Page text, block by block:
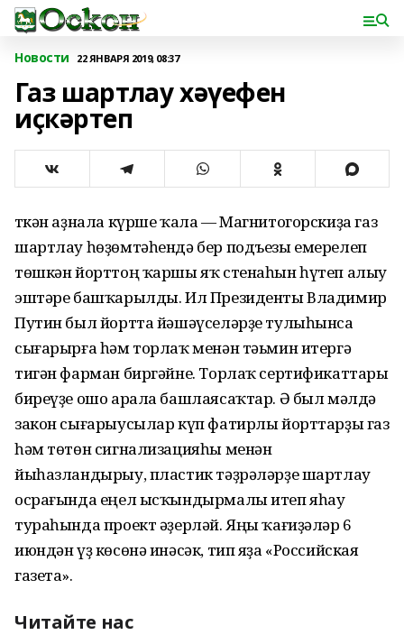
Новости 22 ЯНВАРЯ 2019, 08:37
Газ шартлау хәүефен
иҫкәртеп
Үткән аҙнала күрше ҡала — Магнитогорскиҙа газ
шартлау һөҙөмтәһендә бер подъезы емерелеп
төшкән йорттоң ҡаршы яҡ стенаһын һүтеп алыу
эштәре башҡарылды. Ил Президенты Владимир
Путин был йортта йәшәүселәрҙе тулыһынса
сығарырға һәм торлаҡ менән тәьмин итергә
тигән фарман биргәйне. Торлаҡ сертификаттары
биреүҙе ошо арала башлаясаҡтар. Ә был мәлдә
закон сығарыусылар күп фатирлы йорттарҙы газ
һәм төтөн сигнализацияһы менән
йыһазландырыу, пластик тәҙрәләрҙе шартлау
осрағында еңел ысҡындырмалы итеп яһау
тураһында проект әҙерләй. Яңы ҡағиҙәләр 6
июндән үҙ көсөнә инәсәк, тип яҙа «Российская
газета».
Читайте нас